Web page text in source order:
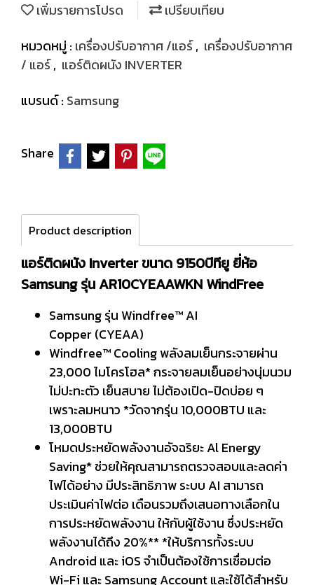
เพิ่มรายการโปรด
เปรียบเทียบ
หมวดหมู่ : เครื่องปรับอากาศ /แอร์, เครื่องปรับอากาศ
/ แอร์, แอร์ติดผนัง INVERTER
แบรนด์ : Samsung
Share
Product description
แอร์ติดผนัง Inverter ขนาด 9150บีทียู ยี่ห้อ
Samsung รุ่น AR10CYEAAWKN WindFree
Samsung รุ่น Windfree™ AI
Copper (CYEAA)
Windfree™ Cooling พลังลมเย็นกระจายผ่าน
23,000 ไมโครโฮล* กระจายลมเย็นอย่างนุ่มนวม
ไม่ปะทะตัว เย็นสบาย ไม่ต้องเปิด-ปิดบ่อย ๆ
เพราะลมหนาว *วัดจากรุ่น 10,000BTU และ
13,000BTU
โหมดประหยัดพลังงานอัจฉริยะ Al Energy
Saving* ช่วยให้คุณสามารถตรวจสอบและลดค่า
ไฟได้อย่าง มีประสิทธิภาพ ระบบ AI สามารถ
ประเมินค่าไฟต่อ เดือนรวมถึงเสนอทางเลือกใน
การประหยัดพลังงาน ให้กับผู้ใช้งาน ซึ่งประหยัด
พลังงานได้ถึง 20%** *ให้บริการทั้งระบบ
Android และ iOS จำเป็นต้องใช้การเชื่อมต่อ
Wi-Fi และ Samsung Account และใช้ได้สำหรับ